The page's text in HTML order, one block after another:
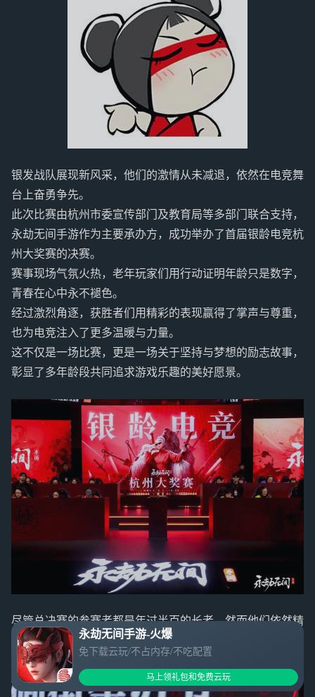
银发战队展现新风采，他们的激情从未减退，依然在电竞舞
台上奋勇争先。
此次比赛由杭州市委宣传部门及教育局等多部门联合支持，
永劫无间手游作为主要承办方，成功举办了首届银龄电竞杭
州大奖赛的决赛。
赛事现场气氛火热，老年玩家们用行动证明年龄只是数字，
青春在心中永不褪色。
经过激烈角逐，获胜者们用精彩的表现赢得了掌声与尊重，
也为电竞注入了更多温暖与力量。
这不仅是一场比赛，更是一场关于坚持与梦想的励志故事，
彰显了多年龄段共同追求游戏乐趣的美好愿景。
尽管总决赛的参赛者都是年过半百的长者，然而他们依然精
神抖擞、充满活力，展现出无限青春的风采！
永劫无间手游-火爆
免下载云玩/不占内存/不吃配置
马上领礼包和免费云玩